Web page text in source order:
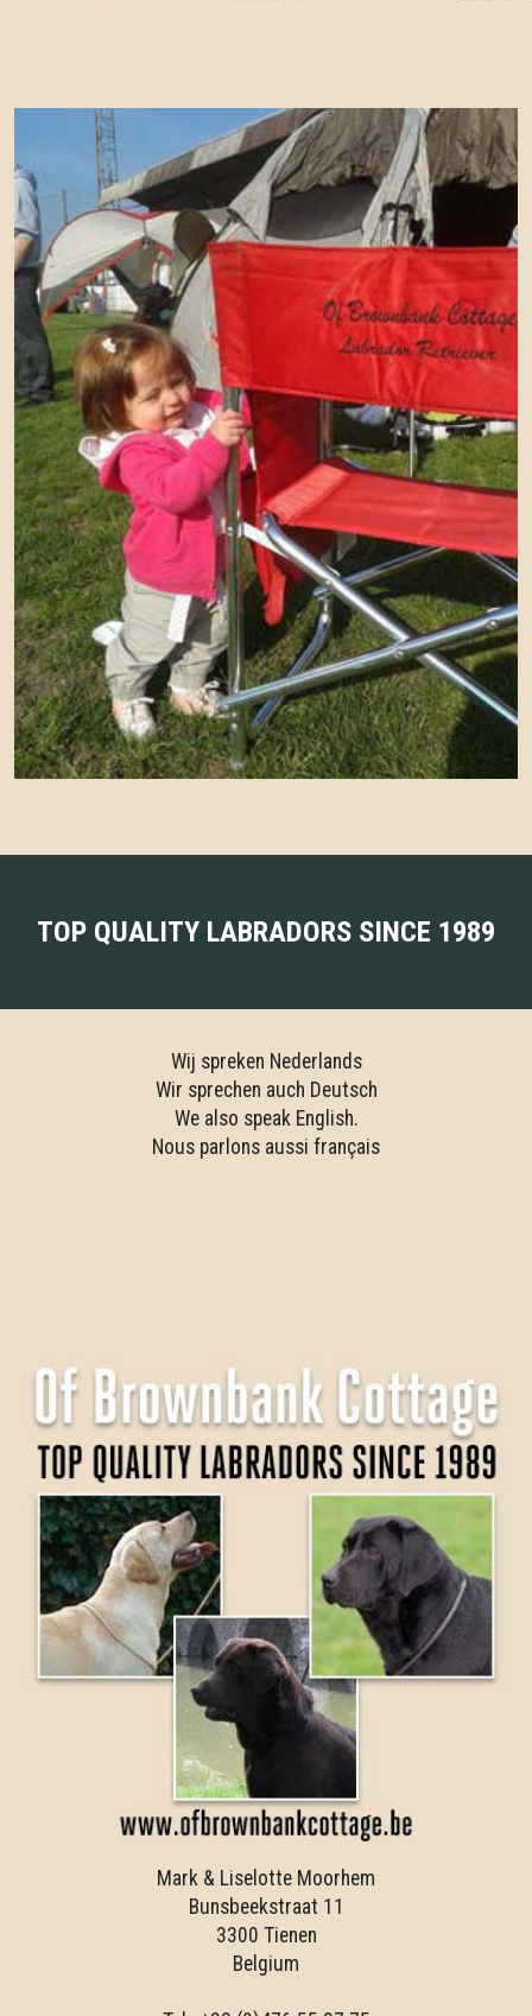
TOP QUALITY LABRADORS SINCE 1989
Wij spreken Nederlands
Wir sprechen auch Deutsch
We also speak English.
Nous parlons aussi français
Mark & Liselotte Moorhem
Bunsbeekstraat 11
3300 Tienen
Belgium